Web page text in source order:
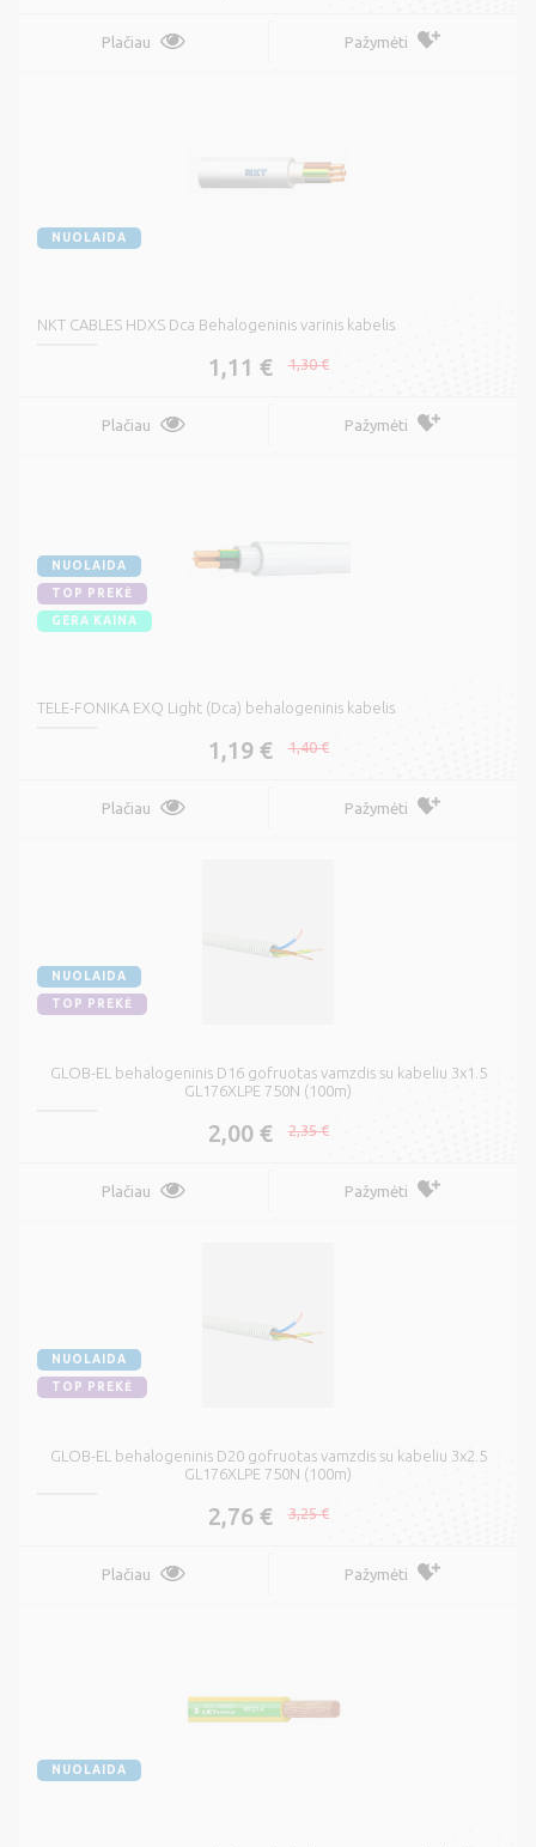
Plačiau Pažymėti
NUOLAIDA
NKT CABLES HDXS Dca Behalogeninis varinis kabelis
1,11 € 1,30 €
Plačiau Pažymėti
NUOLAIDA
TOP PREKĖ
GERA KAINA
TELE-FONIKA EXQ Light (Dca) behalogeninis kabelis
1,19 € 1,40 €
Plačiau Pažymėti
NUOLAIDA
TOP PREKĖ
GLOB-EL behalogeninis D16 gofruotas vamzdis su kabeliu 3x1.5
GL176XLPE 750N (100m)
2,00 € 2,35 €
Plačiau Pažymėti
NUOLAIDA
TOP PREKĖ
GLOB-EL behalogeninis D20 gofruotas vamzdis su kabeliu 3x2.5
GL176XLPE 750N (100m)
2,76 € 3,25 €
Plačiau Pažymėti
NUOLAIDA